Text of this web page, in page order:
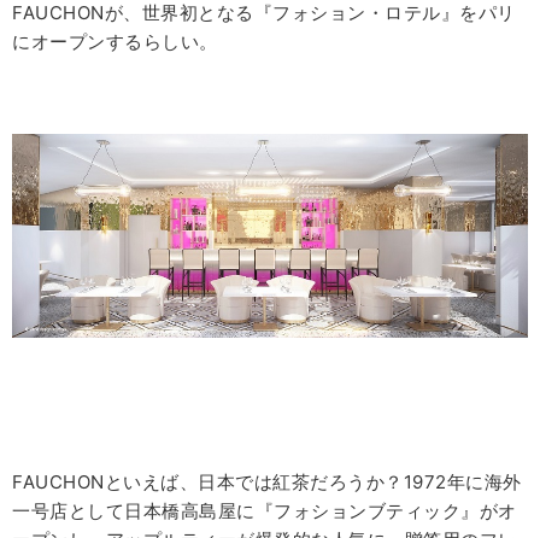
FAUCHONが、世界初となる『フォション・ロテル』をパリ
にオープンするらしい。
FAUCHONといえば、日本では紅茶だろうか？1972年に海外
一号店として日本橋高島屋に『フォションブティック』がオ